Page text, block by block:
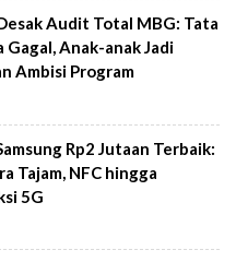
Audit Total MBG: Tata
Gagal, Anak-anak Jadi
Ambisi Program
Rp2 Jutaan Terbaik:
Tajam, NFC hingga
5G